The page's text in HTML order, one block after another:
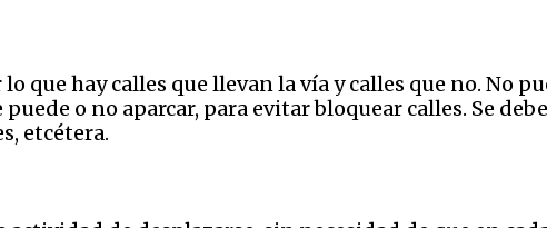
que hay calles que llevan la vía y calles que no. No
o no aparcar, para evitar bloquear calles. Se
etcétera.